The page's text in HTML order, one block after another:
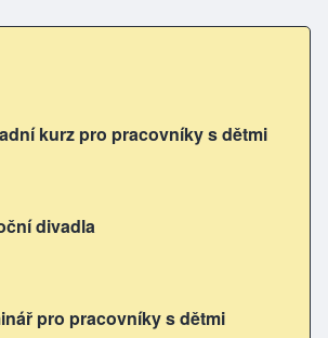
kurz pro pracovníky s dětmi
divadla
pro pracovníky s dětmi